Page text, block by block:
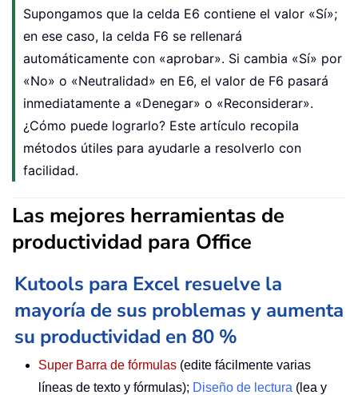
Supongamos que la celda E6 contiene el valor «Sí»;
en ese caso, la celda F6 se rellenará
automáticamente con «aprobar». Si cambia «Sí» por
«No» o «Neutralidad» en E6, el valor de F6 pasará
inmediatamente a «Denegar» o «Reconsiderar».
¿Cómo puede lograrlo? Este artículo recopila
métodos útiles para ayudarle a resolverlo con
facilidad.
Las mejores herramientas de
productividad para Office
Kutools para Excel resuelve la
mayoría de sus problemas y aumenta
su productividad en 80 %
Super Barra de fórmulas (edite fácilmente varias
líneas de texto y fórmulas); Diseño de lectura (lea y